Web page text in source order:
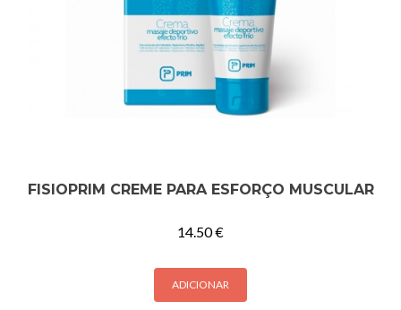
FISIOPRIM CREME PARA ESFORÇO MUSCULAR
14.50€
ADICIONAR